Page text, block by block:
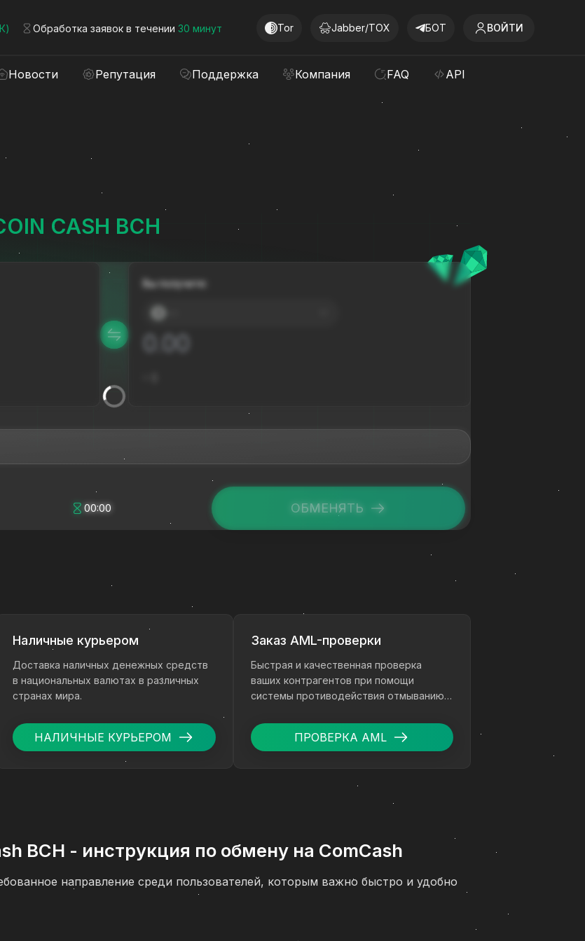
Обработка заявок в течении 30 минут Tor Jabber/TOX БОТ ВОЙТИ
Новости Репутация Поддержка Компания FAQ API
CASH BCH
Вы получите:
00:00 ОБМЕНЯТЬ
Наличные курьером
Доставка наличных денежных средств
в национальных валютах в различных
странах мира.
НАЛИЧНЫЕ КУРЬЕРОМ
Заказ AML-проверки
Быстрая и качественная проверка
ваших контрагентов при помощи
системы противодействия отмыванию
ПРОВЕРКА AML
BCH - инструкция по обмену на ComCash
направление среди пользователей, которым важно быстро и удобно